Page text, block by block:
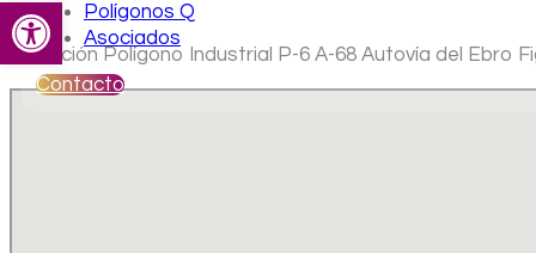
Abrir barra de herramientas
Polígonos Q
Asociados
Contacto
Ubicación Polígono Industrial P-6 A-68 Autovía del Ebro